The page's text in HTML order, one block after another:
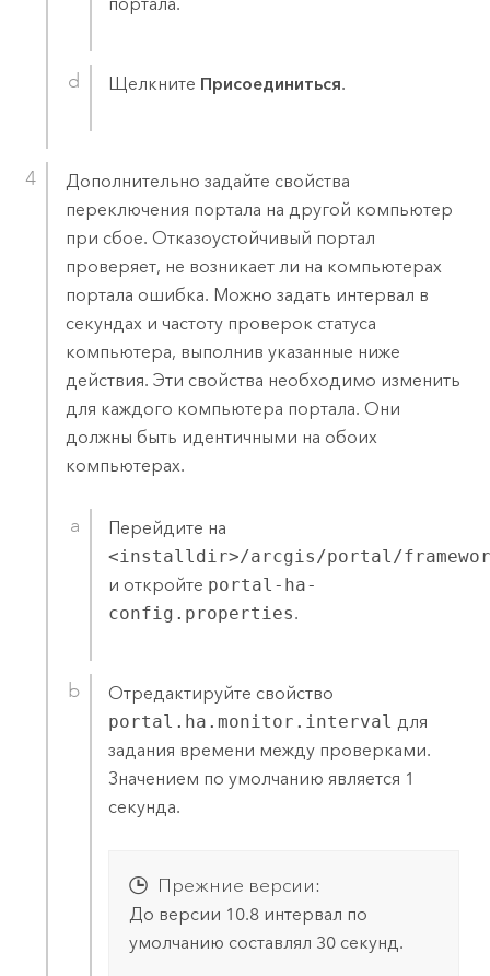
Щелкните Присоединиться.
Дополнительно задайте свойства
переключения портала на другой компьютер
при сбое. Отказоустойчивый портал
проверяет, не возникает ли на компьютерах
портала ошибка. Можно задать интервал в
секундах и частоту проверок статуса
компьютера, выполнив указанные ниже
действия. Эти свойства необходимо изменить
для каждого компьютера портала. Они
должны быть идентичными на обоих
компьютерах.
Перейдите на
<installdir>/arcgis/portal/
и откройте portal-ha-
config.properties.
Отредактируйте свойство
portal.ha.monitor.interval для
задания времени между проверками.
Значением по умолчанию является 1
секунда.
Прежние версии:
До версии 10.8 интервал по
умолчанию составлял 30 секунд.